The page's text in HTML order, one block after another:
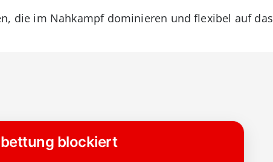
die im Nahkampf dominieren und flexibel auf das